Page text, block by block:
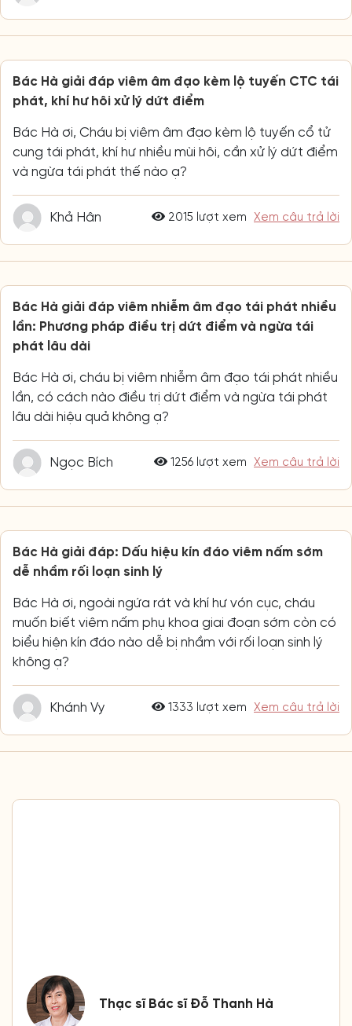
Bác Hà giải đáp viêm âm đạo kèm lộ tuyến CTC tái
phát, khí hư hôi xử lý dứt điểm
Bác Hà ơi, Cháu bị viêm âm đạo kèm lộ tuyến cổ tử
cung tái phát, khí hư nhiều mùi hôi, cần xử lý dứt điểm
và ngừa tái phát thế nào ạ?
Khả Hân 2015 lượt xem Xem câu trả lời
Bác Hà giải đáp viêm nhiễm âm đạo tái phát nhiều
lần: Phương pháp điều trị dứt điểm và ngừa tái
phát lâu dài
Bác Hà ơi, cháu bị viêm nhiễm âm đạo tái phát nhiều
lần, có cách nào điều trị dứt điểm và ngừa tái phát
lâu dài hiệu quả không ạ?
Ngọc Bích 1256 lượt xem Xem câu trả lời
Bác Hà giải đáp: Dấu hiệu kín đáo viêm nấm sớm
dễ nhầm rối loạn sinh lý
Bác Hà ơi, ngoài ngứa rát và khí hư vón cục, cháu
muốn biết viêm nấm phụ khoa giai đoạn sớm còn có
biểu hiện kín đáo nào dễ bị nhầm với rối loạn sinh lý
không ạ?
Khánh Vy 1333 lượt xem Xem câu trả lời
Thạc sĩ Bác sĩ Đỗ Thanh Hà-Nguyên Trưởng khoa Phụ